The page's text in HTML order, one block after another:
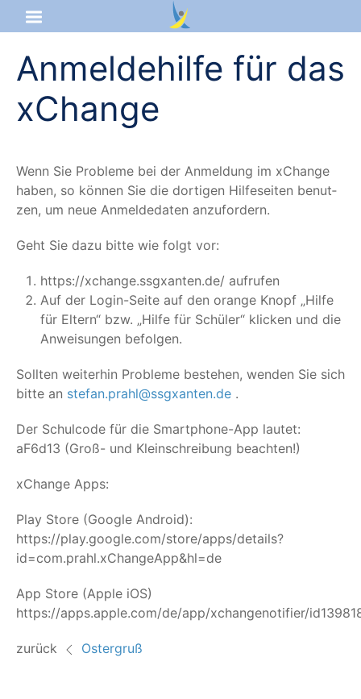
Startseite
Aktuelles
Lernangebot
Service & Infos
Anmeldehilfe für das
xChange
Wenn Sie Pro­ble­me bei der Anmel­dung im xCh­an­ge
haben, so kön­nen Sie die dor­ti­gen Hilf­e­sei­ten benut­
zen, um neue Anmel­de­da­ten anzufordern.
Geht Sie dazu bit­te wie folgt vor:
https://xchange.ssgxanten.de/ auf­ru­fen
Auf der Log­in-Sei­te auf den oran­ge Knopf „Hil­fe
für Eltern“ bzw. „Hil­fe für Schü­ler“ kli­cken und die
Anwei­sun­gen befolgen.
Soll­ten wei­ter­hin Pro­ble­me bestehen, wen­den Sie sich
bit­te an stefan.prahl@ssgxanten.de .
Der Schul­code für die Smart­phone-App lau­tet:
aF6d13 (Groß- und Klein­schrei­bung beachten!)
xCh­an­ge Apps:
Play Store (Goog­le Android):
https://play.google.com/store/apps/details?
id=com.prahl.xChangeApp&hl=de
App Store (Apple iOS)
https://apps.apple.com/de/app/xchangenotifier/
zurück Ostergruß